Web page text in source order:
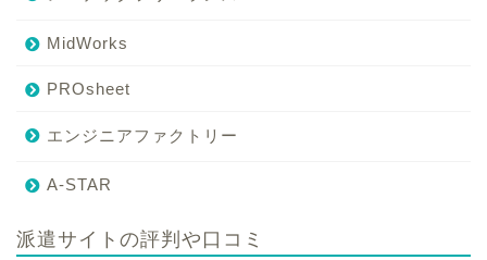
MidWorks
PROsheet
エンジニアファクトリー
A-STAR
派遣サイトの評判や口コミ